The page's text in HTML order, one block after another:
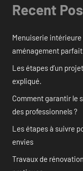
Recent
Menuiserie
aménagement
Les étapes d’un
expliqué.
Comment garantir le
des professionnels ?
Les étapes à suivre
envies
Travaux de